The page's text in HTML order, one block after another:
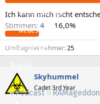
Neue Beiträge
Neueste Aktivitäten
Leserartikel
Regeln
Podcast RAMageddon
Ich kann mich nicht
Stimmen: 4 16,0%
Umfrageteilnehmer 25
Skyhummel
Cadet 3rd Year